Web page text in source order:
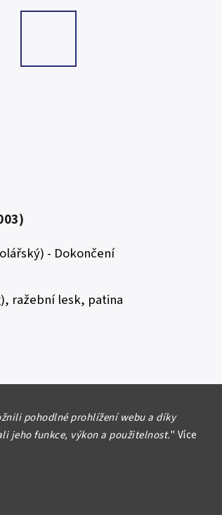
pohodlné prohlížení webu a díky
jeho funkce, výkon a použitelnost." Více
- Dokončení
ražební lesk, patina